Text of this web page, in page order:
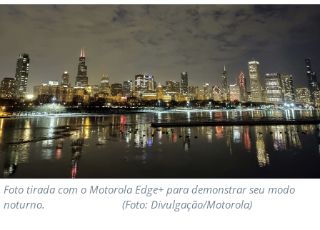
Foto tirada com o Motorola Edge+ para demonstrar seu modo
noturno. (Foto: Divulgação/Motorola)